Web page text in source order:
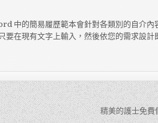
中的簡易履歷範本會針對各類別的自介內
在現有文字上輸入，然後依您的需求設計
精美的護士免